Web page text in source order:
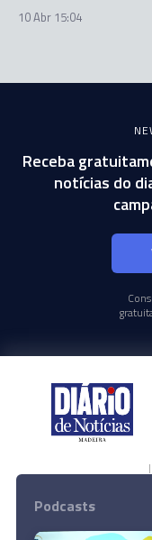
10 Abr 15:04
Receba
notícias do
Podcasts